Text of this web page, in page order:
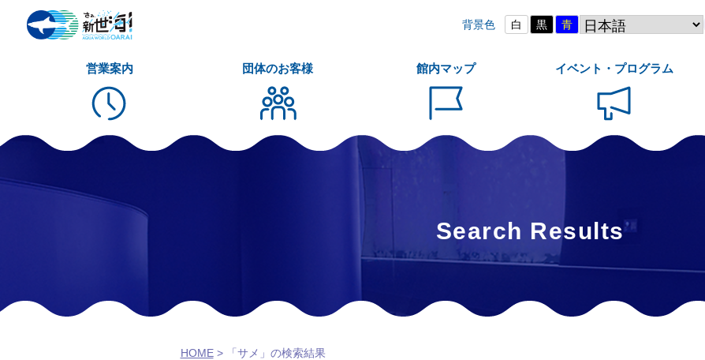
背景色 白 黒 青
営業案内 団体のお客様 館内マップ イベント・プログラム
Search Results
HOME> 「サメ」の検索結果